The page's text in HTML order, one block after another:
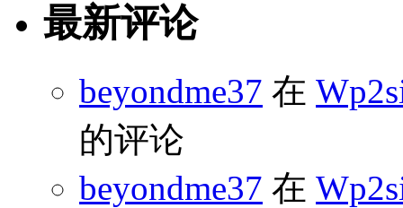
最新评论
beyondme37 在
的评论
beyondme37 在